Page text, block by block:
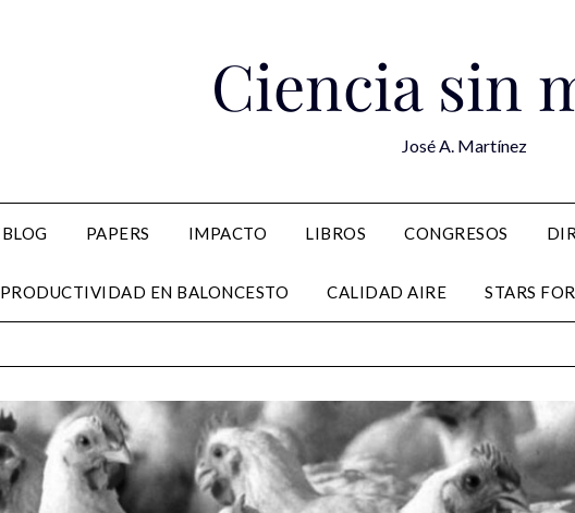
Ciencia sin
José A. Martínez
BLOG PAPERS IMPACTO LIBROS CONGRESOS
PRODUCTIVIDAD EN BALONCESTO CALIDAD AIRE STARS